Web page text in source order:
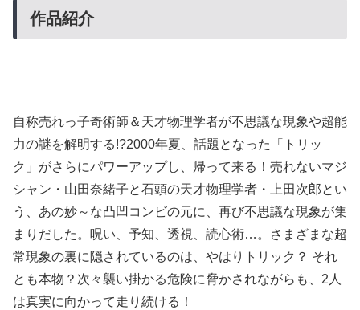
作品紹介
自称売れっ子奇術師＆天才物理学者が不思議な現象や超能
力の謎を解明する!?2000年夏、話題となった「トリッ
ク」がさらにパワーアップし、帰って来る！売れないマジ
シャン・山田奈緒子と石頭の天才物理学者・上田次郎とい
う、あの妙～な凸凹コンビの元に、再び不思議な現象が集
まりだした。呪い、予知、透視、読心術…。さまざまな超
常現象の裏に隠されているのは、やはりトリック？ それ
とも本物？次々襲い掛かる危険に脅かされながらも、2人
は真実に向かって走り続ける！